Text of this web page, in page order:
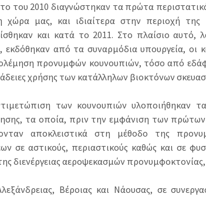
του 2010 διαγνώστηκαν τα πρώτα
χώρα μας, και ιδιαίτερα στην περιοχή της
και κατά το 2011. Στο πλαίσιο
από τα συναρμόδια υπουργεία, οι
προνυμφών κουνουπιών, τόσο από
άδειες χρήσης των κατάλληλων βιοκτόνων
των κουνουπιών υλοποιήθηκαν
τα οποία, πριν την εμφάνιση των
αποκλειστικά στη μέθοδο της
σε αστικούς, περιαστικούς καθώς και σε
διενέργειας αεροψεκασμών
Βέροιας και Νάουσας, σε